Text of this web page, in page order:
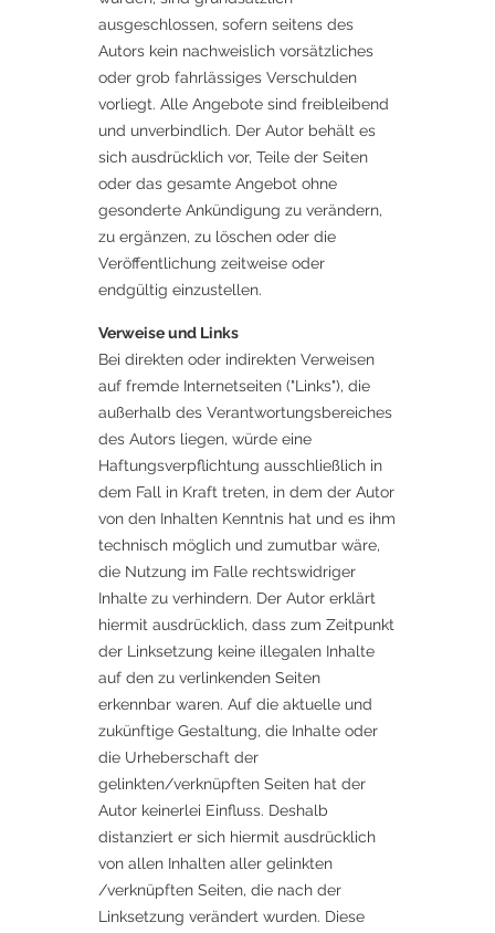
ausgeschlossen, sofern seitens des
Autors kein nachweislich vorsätzliches
oder grob fahrlässiges Verschulden
vorliegt. Alle Angebote sind freibleibend
und unverbindlich. Der Autor behält es
sich ausdrücklich vor, Teile der Seiten
oder das gesamte Angebot ohne
gesonderte Ankündigung zu verändern,
zu ergänzen, zu löschen oder die
Veröffentlichung zeitweise oder
endgültig einzustellen.
Verweise und Links
Bei direkten oder indirekten Verweisen
auf fremde Internetseiten ("Links"), die
außerhalb des Verantwortungsbereiches
des Autors liegen, würde eine
Haftungsverpflichtung ausschließlich in
dem Fall in Kraft treten, in dem der Autor
von den Inhalten Kenntnis hat und es ihm
technisch möglich und zumutbar wäre,
die Nutzung im Falle rechtswidriger
Inhalte zu verhindern. Der Autor erklärt
hiermit ausdrücklich, dass zum Zeitpunkt
der Linksetzung keine illegalen Inhalte
auf den zu verlinkenden Seiten
erkennbar waren. Auf die aktuelle und
zukünftige Gestaltung, die Inhalte oder
die Urheberschaft der
gelinkten/verknüpften Seiten hat der
Autor keinerlei Einfluss. Deshalb
distanziert er sich hiermit ausdrücklich
von allen Inhalten aller gelinkten
/verknüpften Seiten, die nach der
Linksetzung verändert wurden. Diese